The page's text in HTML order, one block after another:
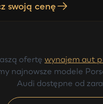
swoją cenę
ofertę wynajem aut
najnowsze modele
Audi dostępne od